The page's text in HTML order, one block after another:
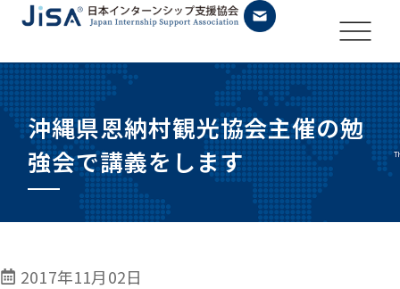
沖縄県恩納村観光協会主催の勉
強会で講義をします
2017年11月02日